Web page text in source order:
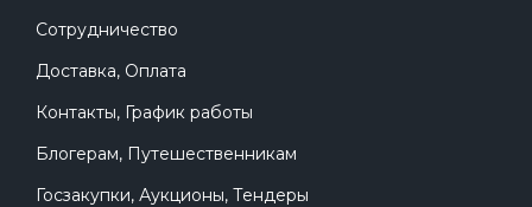
Сотрудничество
Доставка, Оплата
Контакты, График работы
Блогерам, Путешественникам
Госзакупки, Аукционы, Тендеры